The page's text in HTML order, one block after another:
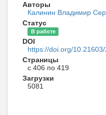
Авторы
Калинин Владимир
Статус
В работе
DOI
https://doi.org/
Страницы
с 406 по 419
Загрузки
5081